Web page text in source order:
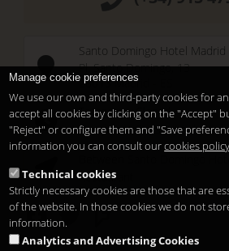
Santo Domingo Hotel Madrid
Pl. Santo Domingo, 13
28013 Madrid
Temporary Closed
See you atSunset Lookers
Restaurant
Manage cookie preferences
We use our own and third-party cookies for
accept all cookies by clicking on the "Accept"
"Reject" or configure them and "Save
information you can consult ourcookies policy
Technical cookies
Strictly necessary cookies are those that are
of the website. In those cookies we do not
information.
Analytics and Advertising Cookies